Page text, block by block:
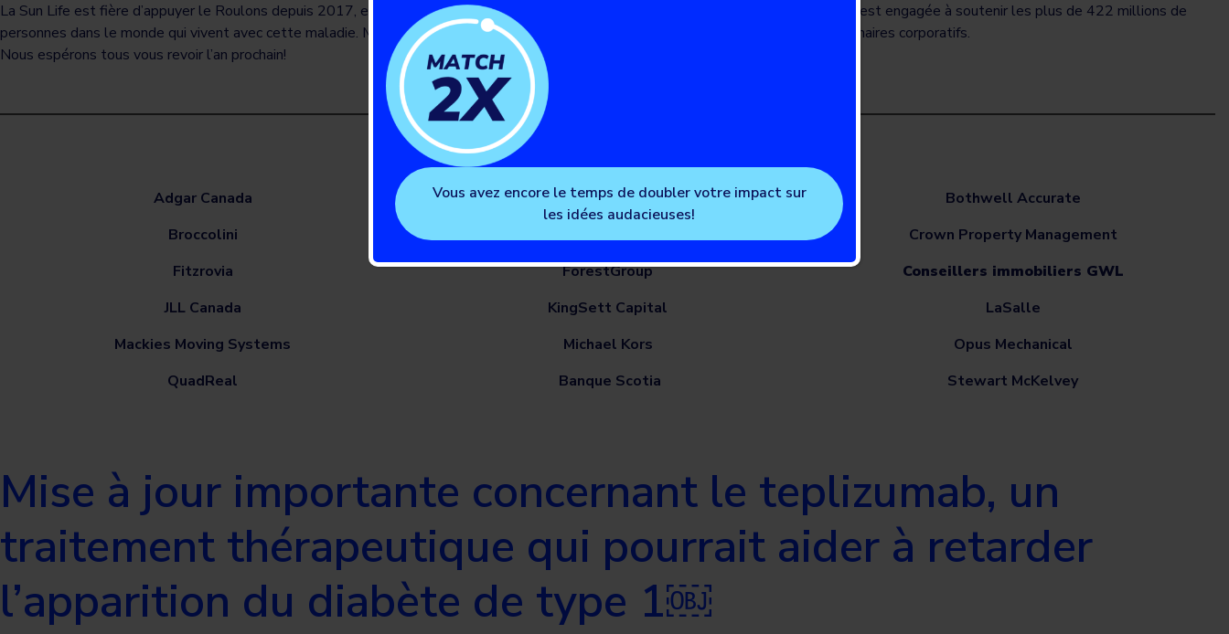
La Sun Life est fière d’appuyer le Roulons depuis 2017, et en 2019, elle est devenue le commanditaire en titre national. La Sun Life s’est engagée à soutenir les plus de 422 millions de
personnes dans le monde qui vivent avec cette maladie. Merci encore à tous ceux et celles qui ont participé et à nos incroyables partenaires corporatifs.
Nous espérons tous vous revoir l’an prochain!
Adgar Canada
Broccolini
Fitzrovia
JLL Canada
Mackies Moving Systems
QuadReal
Avison Young
CBRE
ForestGroup
KingSett Capital
Michael Kors
Banque Scotia
Bothwell Accurate
Crown Property Management
Conseillers immobiliers GWL
LaSalle
Opus Mechanical
Stewart McKelvey
Mise à jour importante concernant le teplizumab, un
traitement thérapeutique qui pourrait aider à retarder
l’apparition du diabète de type 1￼
Vous avez encore le temps de doubler votre impact sur
les idées audacieuses!